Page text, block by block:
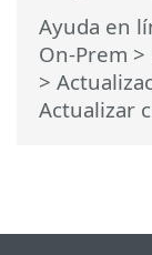
Ayuda en
On-Prem >
>
Actualizar